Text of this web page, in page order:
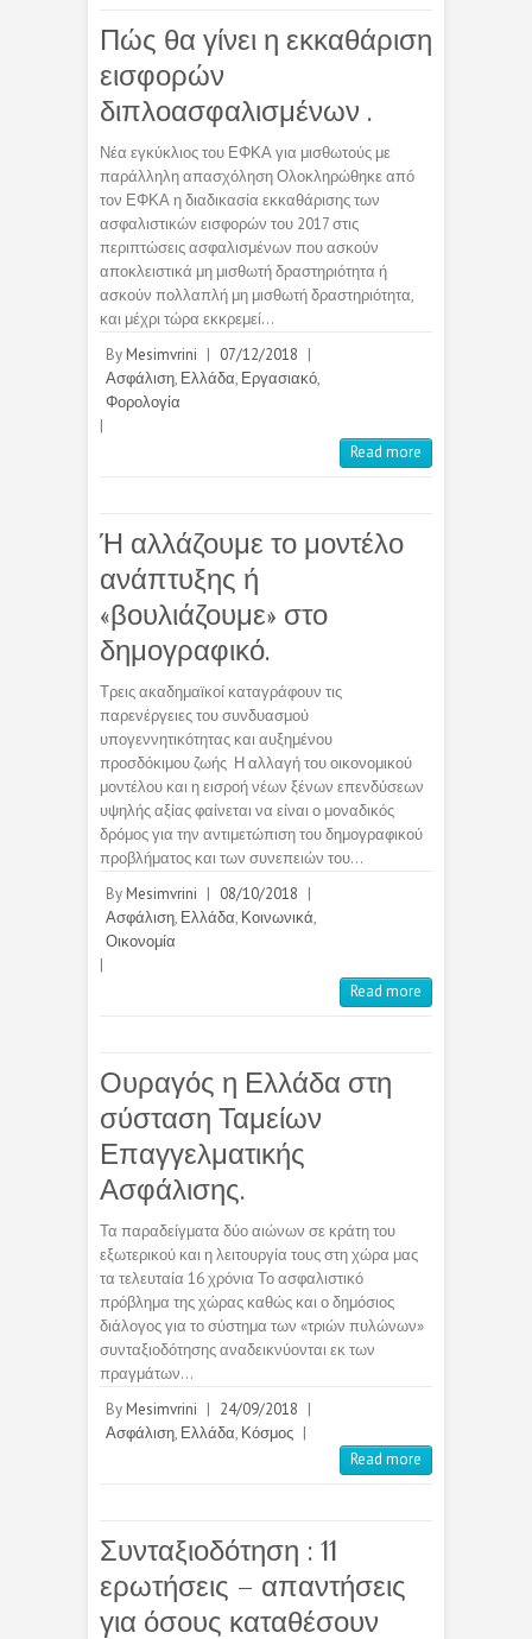
Πώς θα γίνει η εκκαθάριση
εισφορών
διπλοασφαλισμένων .
Νέα εγκύκλιος του ΕΦΚΑ για μισθωτούς με
παράλληλη απασχόληση Ολοκληρώθηκε από
τον ΕΦΚΑ η διαδικασία εκκαθάρισης των
ασφαλιστικών εισφορών του 2017 στις
περιπτώσεις ασφαλισμένων που ασκούν
αποκλειστικά μη μισθωτή δραστηριότητα ή
ασκούν πολλαπλή μη μισθωτή δραστηριότητα,
και μέχρι τώρα εκκρεμεί…
By Mesimvrini | 07/12/2018 |
Ασφάλιση, Ελλάδα, Εργασιακό,
Φορολογία
|
Read more
Ή αλλάζουμε το μοντέλο
ανάπτυξης ή
«βουλιάζουμε» στο
δημογραφικό.
Τρεις ακαδημαϊκοί καταγράφουν τις
παρενέργειες του συνδυασμού
υπογεννητικότητας και αυξημένου
προσδόκιμου ζωής Η αλλαγή του οικονομικού
μοντέλου και η εισροή νέων ξένων επενδύσεων
υψηλής αξίας φαίνεται να είναι ο μοναδικός
δρόμος για την αντιμετώπιση του δημογραφικού
προβλήματος και των συνεπειών του…
By Mesimvrini | 08/10/2018 |
Ασφάλιση, Ελλάδα, Κοινωνικά,
Οικονομία
|
Read more
Ουραγός η Ελλάδα στη
σύσταση Ταμείων
Επαγγελματικής
Ασφάλισης.
Τα παραδείγματα δύο αιώνων σε κράτη του
εξωτερικού και η λειτουργία τους στη χώρα μας
τα τελευταία 16 χρόνια Το ασφαλιστικό
πρόβλημα της χώρας καθώς και ο δημόσιος
διάλογος για το σύστημα των «τριών πυλώνων»
συνταξιοδότησης αναδεικνύονται εκ των
πραγμάτων…
By Mesimvrini | 24/09/2018 |
Ασφάλιση, Ελλάδα, Κόσμος |
Read more
Συνταξιοδότηση : 11
ερωτήσεις – απαντήσεις
για όσους καταθέσουν